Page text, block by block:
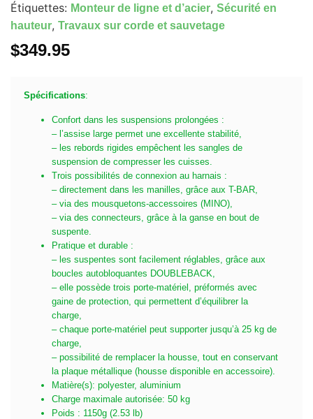
Étiquettes: Monteur de ligne et d’acier, Sécurité en
hauteur, Travaux sur corde et sauvetage
$349.95
Spécifications:
Confort dans les suspensions prolongées :
– l’assise large permet une excellente stabilité,
– les rebords rigides empêchent les sangles de
suspension de compresser les cuisses.
Trois possibilités de connexion au harnais :
– directement dans les manilles, grâce aux T-BAR,
– via des mousquetons-accessoires (MINO),
– via des connecteurs, grâce à la ganse en bout de
suspente.
Pratique et durable :
– les suspentes sont facilement réglables, grâce aux
boucles autobloquantes DOUBLEBACK,
– elle possède trois porte-matériel, préformés avec
gaine de protection, qui permettent d’équilibrer la
charge,
– chaque porte-matériel peut supporter jusqu’à 25 kg de
charge,
– possibilité de remplacer la housse, tout en conservant
la plaque métallique (housse disponible en accessoire).
Matière(s): polyester, aluminium
Charge maximale autorisée: 50 kg
Poids : 1150g (2.53 lb)